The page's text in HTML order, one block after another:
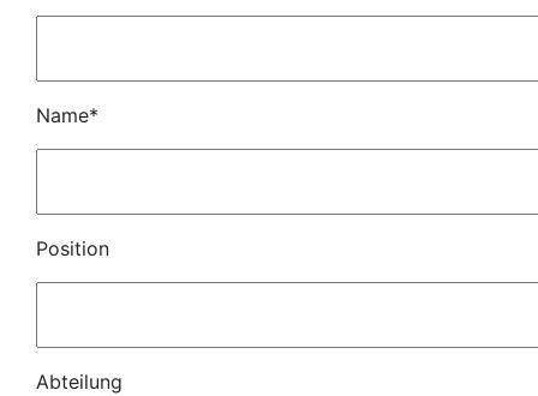
Name*
Position
Abteilung